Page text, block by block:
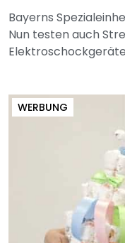
Bayerns
Nun testen auch
WERBUNG